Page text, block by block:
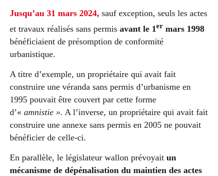
Jusqu’au 31 mars 2024, sauf exception, seuls les actes
et travaux réalisés sans permis avant le 1er mars 1998
bénéficiaient de présomption de conformité
urbanistique.
A titre d’exemple, un propriétaire qui avait fait
construire une véranda sans permis d’urbanisme en
1995 pouvait être couvert par cette forme
d’« amnistie ». A l’inverse, un propriétaire qui avait fait
construire une annexe sans permis en 2005 ne pouvait
bénéficier de celle-ci.
En parallèle, le législateur wallon prévoyait un
mécanisme de dépénalisation du maintien des actes